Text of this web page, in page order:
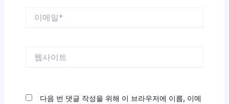
다음 번 댓글 작성을 위해 이 브라우저에 이름, 이메